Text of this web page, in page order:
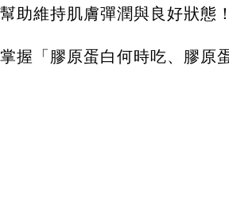
助維持肌膚彈潤與良好狀態！
握「膠原蛋白何時吃、膠原